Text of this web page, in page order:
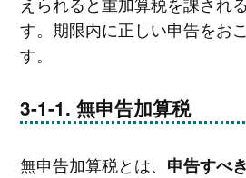
す。期限内に正しい申告をお
す。
無申告加算税
無申告加算税とは、 申告すべ